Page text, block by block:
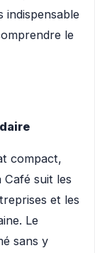
indispensable
le
compact,
suit les
et les
Le
sans y